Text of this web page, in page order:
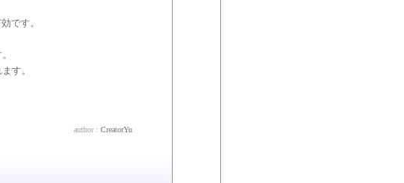
です。
す。
author : CreatorYu